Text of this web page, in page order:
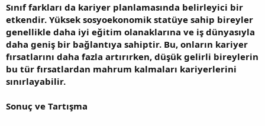
Sınıf farkları da kariyer planlamasında belirleyici bir
etkendir. Yüksek sosyoekonomik statüye sahip bireyler
genellikle daha iyi eğitim olanaklarına ve iş dünyasıyla
daha geniş bir bağlantıya sahiptir. Bu, onların kariyer
fırsatlarını daha fazla artırırken, düşük gelirli bireylerin
bu tür fırsatlardan mahrum kalmaları kariyerlerini
sınırlayabilir.
Sonuç ve Tartışma